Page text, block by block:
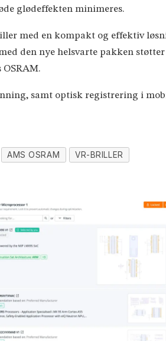
glødeffekten minimeres.
med en kompakt og effektiv
den nye helsvarte pakken
samt optisk registrering i
AMS OSRAM VR-BRILLER